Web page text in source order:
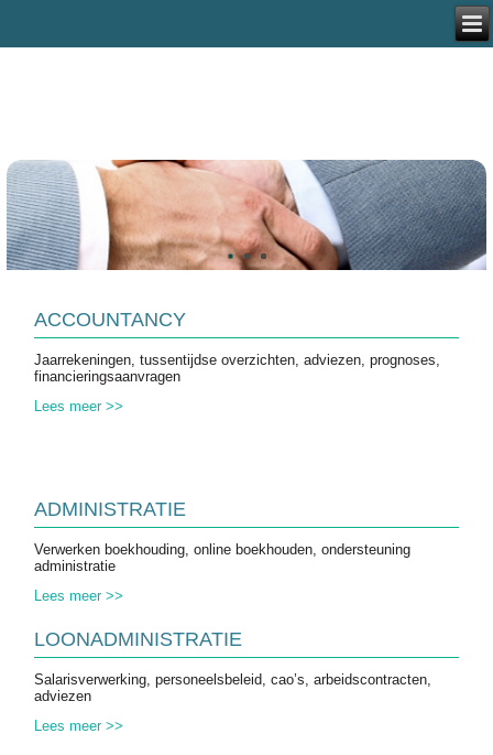
ACCOUNTANCY
Jaarrekeningen, tussentijdse overzichten, adviezen, prognoses,
financieringsaanvragen
Lees meer >>
ADMINISTRATIE
Verwerken boekhouding, online boekhouden, ondersteuning
administratie
Lees meer >>
LOONADMINISTRATIE
Salarisverwerking, personeelsbeleid, cao’s, arbeidscontracten,
adviezen
Lees meer >>